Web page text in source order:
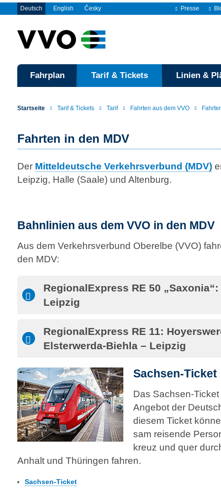
Deutsch English Česky Presse
Fahrplan Tarif & Tickets Linien &
Startseite Tarif & Tickets Tarif Fahrten aus dem VVO
Fahrten in den MDV
Der Mitteldeutsche Verkehrsverbund (MDV)
Leipzig, Halle (Saale) und Altenburg.
Bahnlinien aus dem VVO in den MDV
Aus dem Verkehrsverbund Oberelbe (VVO)
den MDV:
RegionalExpress RE 50
Leipzig
RegionalExpress RE 11:
Elsterwerda-Biehla – Leipzig
Sachsen-Ticket
Das Sachsen-
Angebot der
diesem Ticket
sam reisende
kreuz und quer
Anhalt und Thüringen fahren.
Sachsen-Ticket